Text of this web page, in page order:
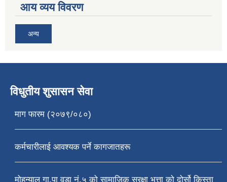
आय व्यय विवरण
अन्य
विधुतीय शुसासन सेवा
माग फारम (२०७९/०८०)
कर्मचारीलाई आवश्यक पर्ने कागजातहरू
मोहन्याल गा.पा वडा नं.५ को सामाजिक सुरक्षा भत्ता को दोर्सो किस्ता